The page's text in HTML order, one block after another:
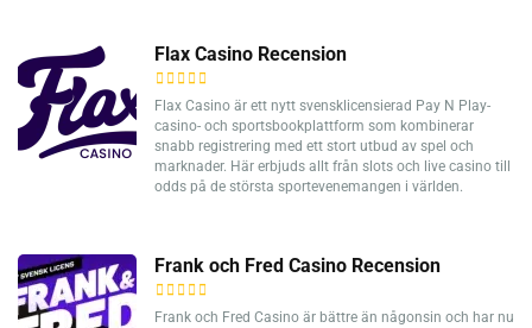
Flax Casino Recension
Flax Casino är ett nytt svensklicensierad Pay N Play-
casino- och sportsbookplattform som kombinerar
snabb registrering med ett stort utbud av spel och
marknader. Här erbjuds allt från slots och live casino till
odds på de största sportevenemangen i världen.
Frank och Fred Casino Recension
Frank och Fred Casino är bättre än någonsin och har nu